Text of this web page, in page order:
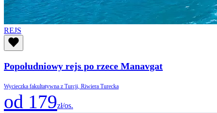
REJS
Popołudniowy rejs po rzece Manavgat
Wycieczka fakultatywna z Turcji, Riwiera Turecka
od 179zł/os.